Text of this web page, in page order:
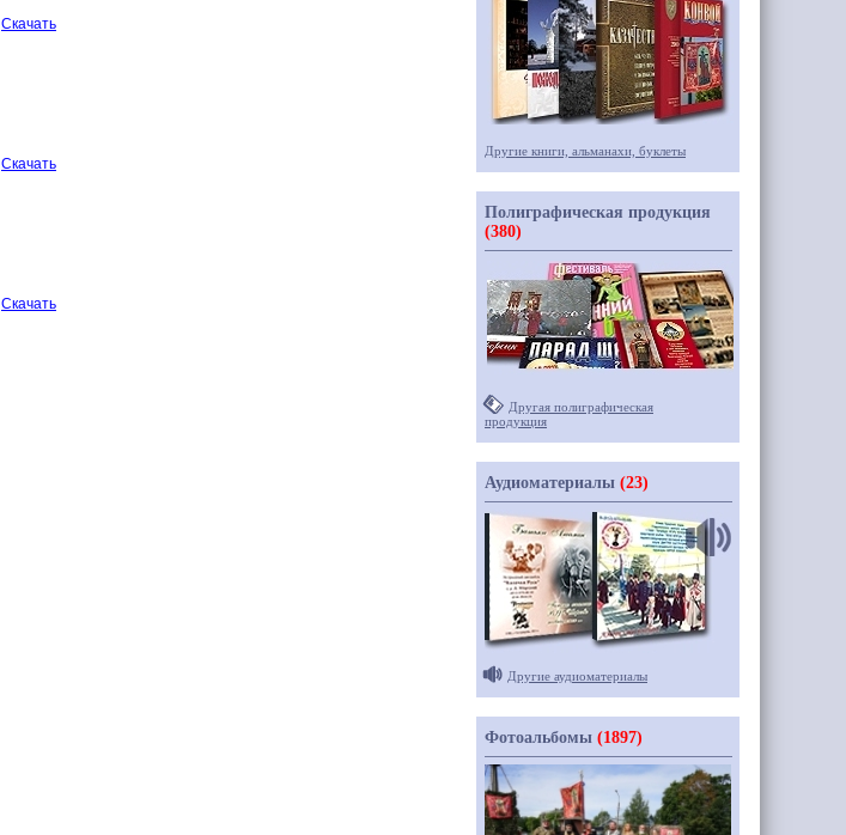
Скачать
Скачать
Скачать
Другие книги, альманахи, буклеты
Полиграфическая продукция
(380)
Другая полиграфическая
продукция
Аудиоматериалы (23)
Другие аудиоматериалы
Фотоальбомы (1897)